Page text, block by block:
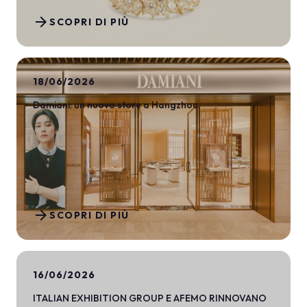
SCOPRI DI PIÙ
arrow_forward
18/06/2026
Damiani: un nuovo store a Hangzhou
SCOPRI DI PIÙ
arrow_forward
16/06/2026
ITALIAN EXHIBITION GROUP E AFEMO RINNOVANO